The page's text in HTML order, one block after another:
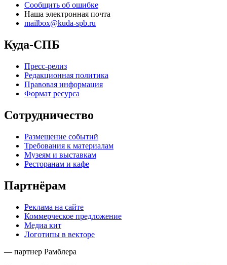
Сообщить об ошибке
Наша электронная почта
mailbox@kuda-spb.ru
Куда-СПБ
Пресс-релиз
Редакционная политика
Правовая информация
Формат ресурса
Сотрудничество
Размещение событий
Требования к материалам
Музеям и выставкам
Ресторанам и кафе
Партнёрам
Реклама на сайте
Коммерческое предложение
Медиа кит
Логотипы в векторе
— партнер Рамблера